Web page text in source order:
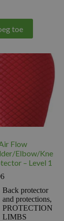
toe
Flow
Elbow/Kne
– Level 1
Back protector
and protections,
PROTECTION
LIMBS